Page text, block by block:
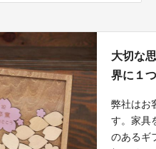
大切な
界に１
弊社はお
す。家具
のあるギ